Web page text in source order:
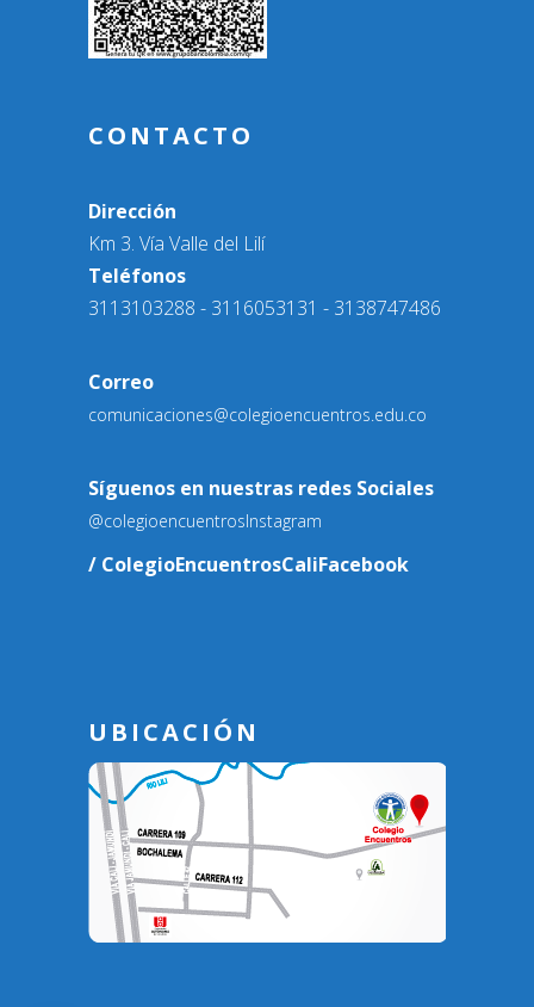
CONTACTO
Dirección
Km 3. Vía Valle del Lilí
Teléfonos
3113103288 - 3116053131 - 3138747486
Correo
comunicaciones@colegioencuentros.edu.co
Síguenos en nuestras redes Sociales
@colegioencuentrosInstagram
/ ColegioEncuentrosCaliFacebook
UBICACIÓN